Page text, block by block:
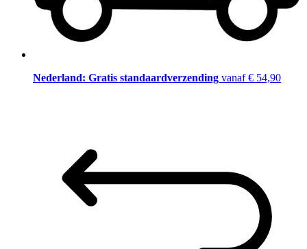
Nederland: Gratis standaardverzending vanaf € 54,90